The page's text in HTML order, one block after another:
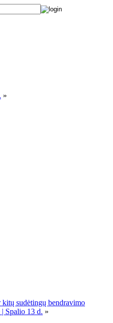
»
sudėtingų bendravimo
Spalio 13 d. »